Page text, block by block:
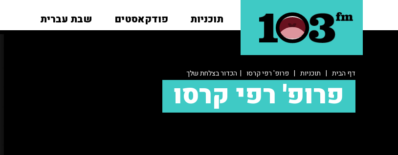
תוכניות פודקאסטים שבת עברית
דף הבית | תוכניות | פרופ' רפי קרסו | הכדור בצלחת שלך
פרופ' רפי קרסו